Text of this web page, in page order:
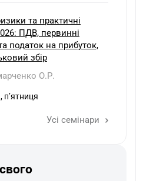
та практичні
ПДВ, первинні
податок на прибуток,
збір
О.Р.
пʼятниця
Усі семінари